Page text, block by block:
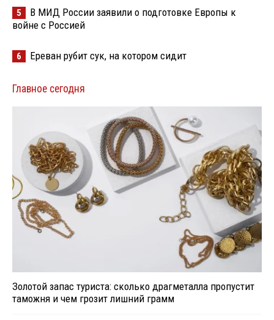
5
В МИД России заявили о подготовке Европы к
войне с Россией
6 Ереван рубит сук, на котором сидит
Главное сегодня
Золотой запас туриста: сколько драгметалла пропустит
таможня и чем грозит лишний грамм